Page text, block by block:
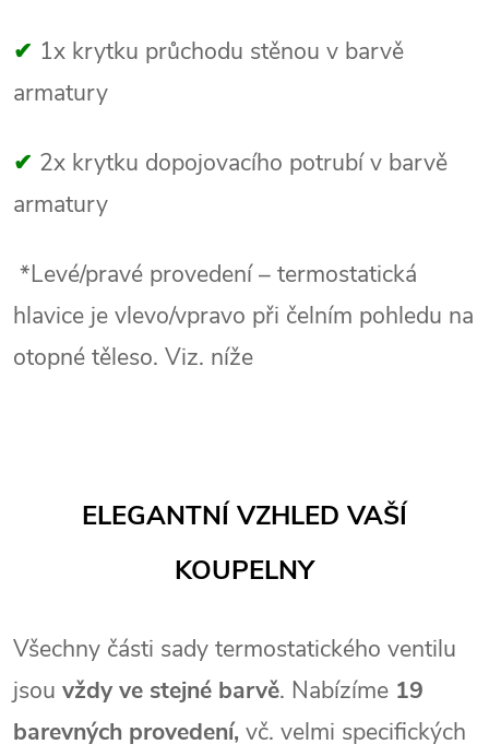
✔ 1x krytku průchodu stěnou v barvě
armatury
✔ 2x krytku dopojovacího potrubí v barvě
armatury
*Levé/pravé provedení – termostatická
hlavice je vlevo/vpravo při čelním pohledu na
otopné těleso. Viz. níže
ELEGANTNÍ VZHLED VAŠÍ
KOUPELNY
Všechny části sady termostatického ventilu
jsou vždy ve stejné barvě. Nabízíme 19
barevných provedení, vč. velmi specifických